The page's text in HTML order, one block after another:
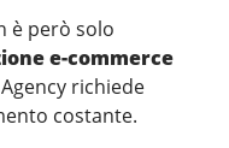
è però solo
e-commerce
richiede
costante.